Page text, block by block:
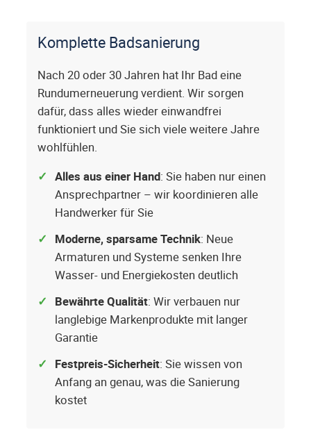
Komplette Badsanierung
Nach 20 oder 30 Jahren hat Ihr Bad eine
Rundumerneuerung verdient. Wir sorgen
dafür, dass alles wieder einwandfrei
funktioniert und Sie sich viele weitere Jahre
wohlfühlen.
Alles aus einer Hand: Sie haben nur einen
Ansprechpartner – wir koordinieren alle
Handwerker für Sie
Moderne, sparsame Technik: Neue
Armaturen und Systeme senken Ihre
Wasser- und Energiekosten deutlich
Bewährte Qualität: Wir verbauen nur
langlebige Markenprodukte mit langer
Garantie
Festpreis-Sicherheit: Sie wissen von
Anfang an genau, was die Sanierung
kostet